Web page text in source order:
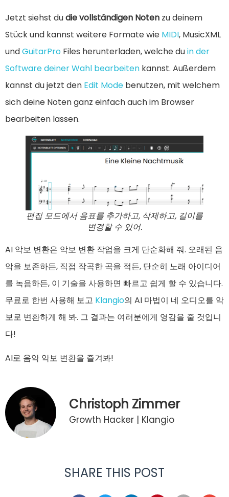
Jetzt siehst dudie vollständigen Noten zu deinem
Stück und kannst weitere Formate wie MIDI, MusicXML
undGuitarPro Files herunterladen, welche duin der
Software deiner Wahl bearbeiten kannst. Außerdem
kannst du jetzt den Edit Mode benutzen, mit welchem
sich deine Noten ganz einfach auch im Browser
bearbeiten lassen.
편집 모드에서 음표를 추가하고, 삭제하고, 길이를
변경할 수 있어.
AI 악보 변환은 악보 변환 작업을 크게 단순화해 줘. 오래된 음
악을 보존하든, 직접 작곡한 곡을 적든, 단순히 노래 아이디어
를 녹음하든, 이 기술을 사용하면 빠르고 쉽게 할 수 있습니다.
무료로 한번 사용해 보고 Klangio의 AI 마법이 네 오디오를 악
보로 변환하게 해 봐. 그 결과는 여러분에게 영감을 줄 것입니
다!
AI로 음악 악보 변환을 즐겨봐!
Christoph Zimmer
Growth Hacker | Klangio
SHARE THIS POST